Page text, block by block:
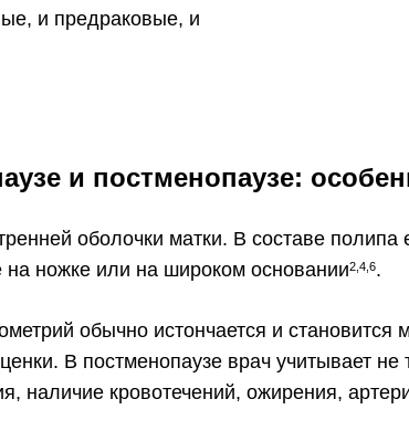
и предраковые, и
и постменопаузе:
оболочки матки. В составе
на ножке или на широком основании2,4,6.
обычно истончается и
В постменопаузе врач учитывает
наличие кровотечений, ожирения,